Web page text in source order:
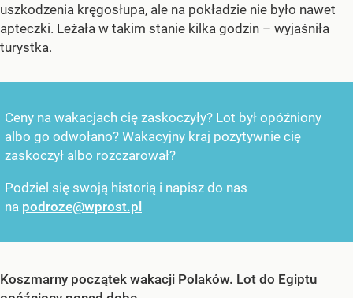
uszkodzenia kręgosłupa, ale na pokładzie nie było nawet
apteczki. Leżała w takim stanie kilka godzin – wyjaśniła
turystka.
Ceny na wakacjach cię zaskoczyły? Lot był opóźniony
albo go odwołano? Wakacyjny kraj pozytywnie cię
zaskoczył albo rozczarował?
Podziel się swoją historią i napisz do nas
na podroze@wprost.pl
Koszmarny początek wakacji Polaków. Lot do Egiptu